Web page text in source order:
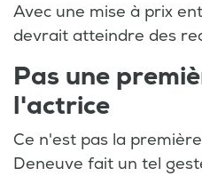
Avec une mise à prix
devrait atteindre des
Pas une
l'actrice
Ce n'est pas la
Deneuve fait un tel